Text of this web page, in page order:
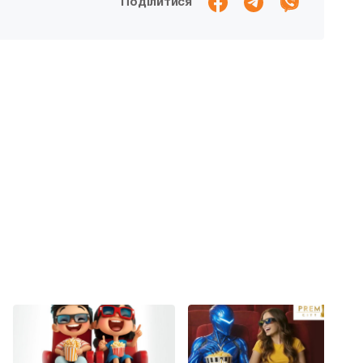
Поділитися